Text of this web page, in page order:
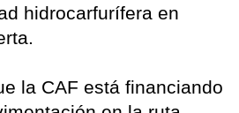
hidrocarfurífera en
la CAF está financiando